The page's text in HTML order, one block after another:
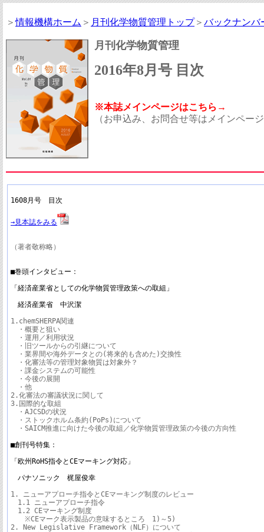
＞情報機構ホーム ＞ 月刊化学物質管理トップ＞ バックナンバ
月刊化学物質管理
2016年8月号 目次
※本誌メインページはこちら→
（お申込み、お問合せ等はメインペー
1608月号　目次
→見本誌をみる
（著者敬称略）
■巻頭インタビュー：
「経済産業省としての化学物質管理政策への取組」
経済産業省　中沢潔
1.chemSHERPA関連
・概要と狙い
・運用／利用状況
・旧ツールからの引継について
・業界間や海外データとの(将来的も含めた)交換性
・化審法等の管理対象物質は対象外？
・課金システムの可能性
・今後の展開
・他
2.化審法の審議状況に関して
3.国際的な取組
・AJCSDの状況
・ストックホルム条約(PoPs)について
・SAICM推進に向けた今後の取組／化学物質管理政策の今後の方向性
■創刊号特集：
「欧州RoHS指令とCEマーキング対応」
パナソニック　梶屋俊幸
1. ニューアプローチ指令とCEマーキング制度のレビュー
1.1 ニューアプローチ指令
1.2 CEマーキング制度
※CEマーク表示製品の意味するところ　1)～5)
2. New Legislative Framework（NLF）について